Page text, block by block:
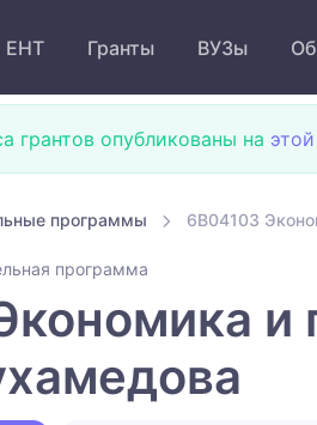
ЕНТ Гранты ВУЗы
грантов опубликованы на
программы 6B04103
программа
и